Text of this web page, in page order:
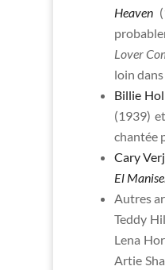
Heaven
Lover
loin dans
Billie
(1939) et
chantée
Cary
El
Autres
Teddy
Lena
Artie